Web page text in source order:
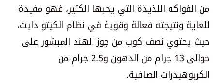
من الفواكه اللذيذة التي يحبها الكثير، فهو مفيدة
للغاية ونتيجته فعالة وقوية في نظام الكيتو دايت،
حيث يحتوي نصف كوب من جوز الهند المبشور على
حوالى 13 جرام من الدهون و2.5 جرام من
الكربوهيدرات الصافية.